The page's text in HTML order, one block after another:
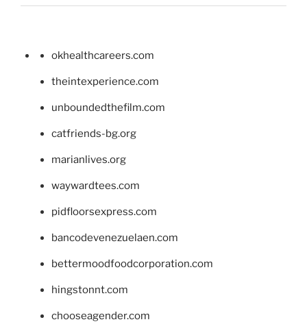
okhealthcareers.com
theintexperience.com
unboundedthefilm.com
catfriends-bg.org
marianlives.org
waywardtees.com
pidfloorsexpress.com
bancodevenezuelaen.com
bettermoodfoodcorporation.com
hingstonnt.com
chooseagender.com